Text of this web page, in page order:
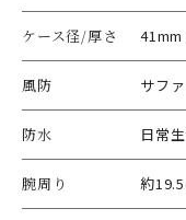
ケース径/厚さ
風防 サフ
防水 日常
腕周り 約